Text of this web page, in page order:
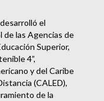
el
de las Agencias de
Superior,
4”,
y del Caribe
(CALED),
de la